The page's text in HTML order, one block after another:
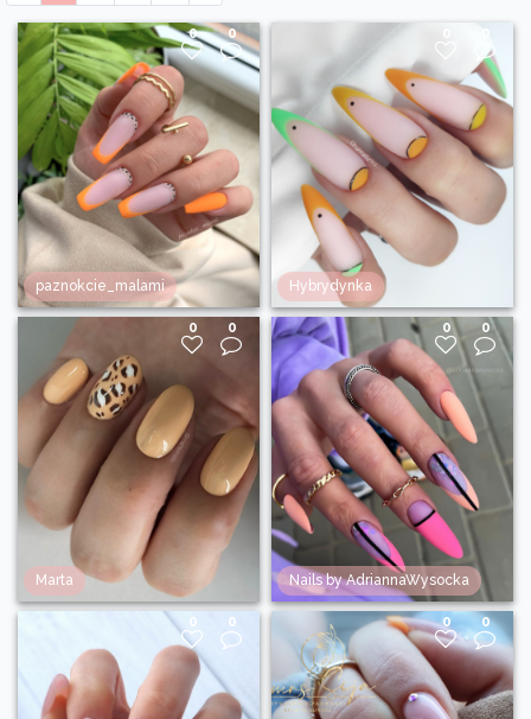
0 0
paznokcie_malami
0
Hybrydynka
0 0
Marta
0 0
Nails by AdriannaWysocka
0 0 0 0